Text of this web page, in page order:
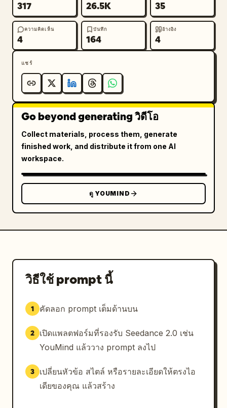
317 26.5K 35
ความคิดเห็น
4
บันทึก
164
อ้างอิง
4
แชร์
Go beyond generating วิดีโอ
Collect materials, process them, generate
finished work, and distribute it from one AI
workspace.
ดู YOUMIND
วิธีใช้ prompt นี้
1 คัดลอก prompt เต็มด้านบน
2
เปิดแพลตฟอร์มที่รองรับ Seedance 2.0 เช่น
YouMind แล้ววาง prompt ลงไป
3
เปลี่ยนหัวข้อ สไตล์ หรือรายละเอียดให้ตรงไอ
เดียของคุณ แล้วสร้าง